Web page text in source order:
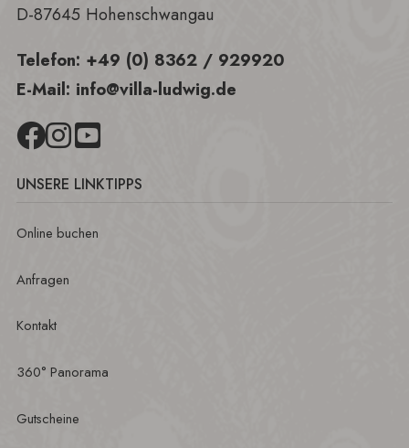
D-87645 Hohenschwangau
Telefon: +49 (0) 8362 / 929920
E-Mail: info@villa-ludwig.de
UNSERE LINKTIPPS
Online buchen
Anfragen
Kontakt
360° Panorama
Gutscheine